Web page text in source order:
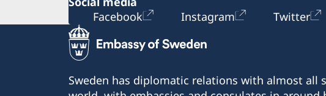
Facebook
Instagram Twitter
Sweden has diplomatic relations with almost all